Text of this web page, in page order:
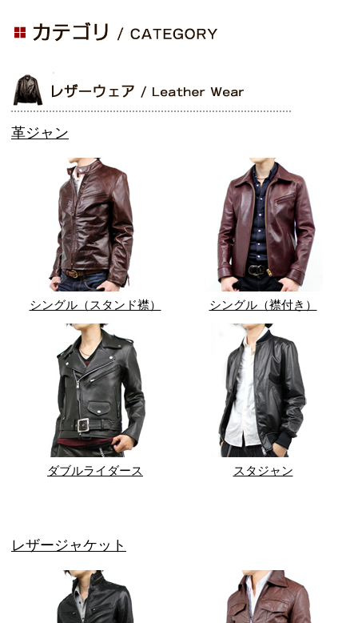
革ジャン
シングル（スタンド襟） シングル（襟付き）
ダブルライダース スタジャン
レザージャケット